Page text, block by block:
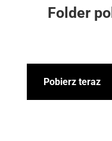
Folder
Pobierz teraz